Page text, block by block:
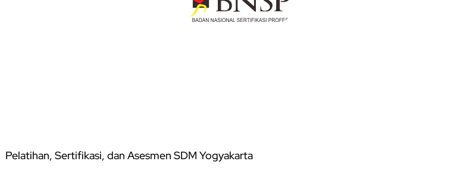
Pelatihan, Sertifikasi, dan Asesmen SDM Yogyakarta